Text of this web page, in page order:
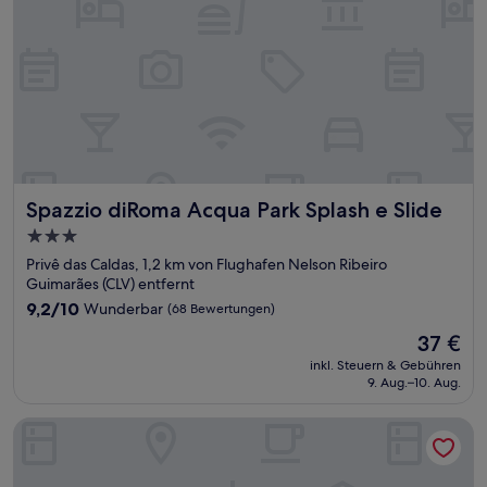
Spazzio diRoma Acqua Park Splash e Slide
Spazzio diRoma Acqua Park Splash e Slide
3.0-
Sterne-
Unterkunft
Privê das Caldas, 1,2 km von Flughafen Nelson Ribeiro
Guimarães (CLV) entfernt
9.2
9,2/10 Wunderbar (68 Bewertungen)
Der
Preis
beträgt
37 €
inkl. Steuern & Gebühren
9. Aug.–10. Aug.
Di Roma Spazzio Via Caldas